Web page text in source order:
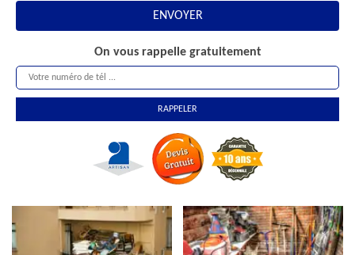
On vous rappelle gratuitement